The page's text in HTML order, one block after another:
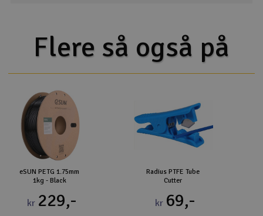
Flere så også på
eSUN PETG 1.75mm
1kg - Black
kr 229,-
Radius PTFE Tube
Cutter
kr 69,-